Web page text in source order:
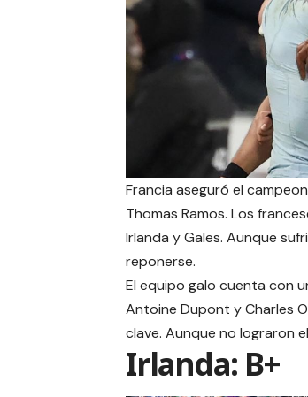
Francia aseguró el
Thomas Ramos. Los
Irlanda y Gales. Aunque
reponerse.
El equipo galo cuenta con
Antoine Dupont y Charles
clave. Aunque no lograron
Irlanda: B+